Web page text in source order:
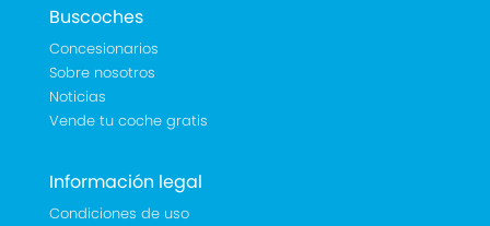
Buscoches
Concesionarios
Sobre nosotros
Noticias
Vende tu coche gratis
Información legal
Condiciones de uso